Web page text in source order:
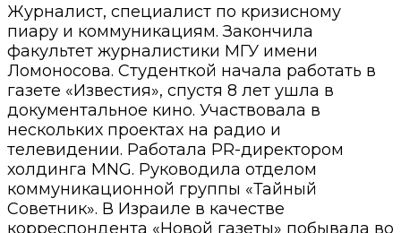
Журналист, специалист по кризисному
пиару и коммуникациям. Закончила
факультет журналистики МГУ имени
Ломоносова. Студенткой начала работать в
газете «Известия», спустя 8 лет ушла в
документальное кино. Участвовала в
нескольких проектах на радио и
телевидении. Работала PR-директором
холдинга MNG. Руководила отделом
коммуникационной группы «Тайный
Советник». В Израиле в качестве
корреспондента «Новой газеты» побывала во